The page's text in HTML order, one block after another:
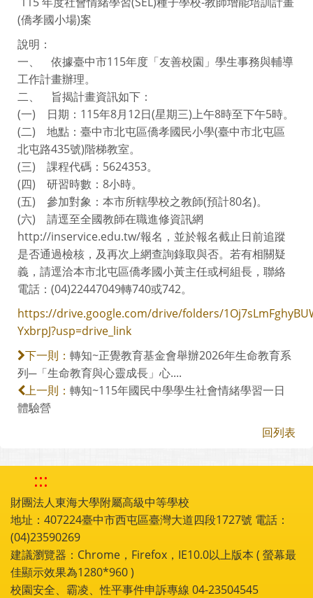
(僑孝國小場)案
說明：
一、 依據臺中市115年度「友善校園」學生事務與輔導
工作計畫辦理。
二、 旨揭計畫資訊如下：
(一) 日期：115年8月12日(星期三)上午8時至下午5時。
(二) 地點：臺中市北屯區僑孝國民小學(臺中市北屯區
北屯路435號)階梯教室。
(三) 課程代碼：5624353。
(四) 研習時數：8小時。
(五) 參加對象：本市所轄學校之教師(預計80名)。
(六) 請逕至全國教師在職進修資訊網
http://inservice.edu.tw/報名，並於報名截止日前追蹤
是否通過檢核，及再次上網查詢錄取與否。若有相關疑
義，請逕洽本市北屯區僑孝國小黃主任或柯組長，聯絡
電話：(04)22447049轉740或742。
https://drive.google.com/drive/folders/
YxbrpJ?usp=drive_link
下一則： 轉知~正覺教育基金會舉辦2026年生命教育系
列─「生命教育與心靈成長」心....
上一則： 轉知~115年國民中學學生社會情緒學習一日
體驗營
回列表
:::
財團法人東海大學附屬高級中等學校
地址：407224臺中市西屯區臺灣大道四段1727號 電話：
(04)23590269
建議瀏覽器：Chrome，Firefox，IE10.0以上版本 ( 螢幕最
佳顯示效果為1280*960 )
校園安全、霸凌、性平事件申訴專線 04-23504545